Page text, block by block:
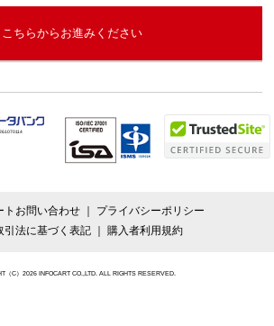
こちらからお進みください
261070114
トお問い合わせ
プライバシーポリシー
引法に基づく表記
購入者利用規約
（C）2026 INFOCART CO.,LTD. ALL RIGHTS RESERVED.